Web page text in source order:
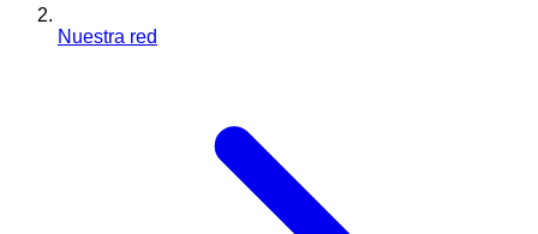
Nuestra red